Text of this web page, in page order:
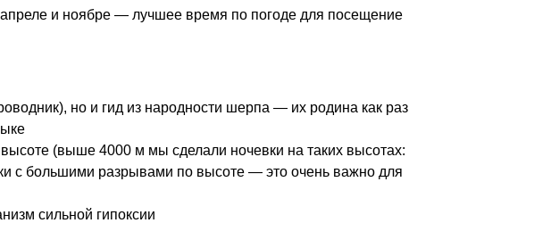
и ноябре — лучшее время по погоде для посещение
но и гид из народности шерпа — их родина как раз
(выше 4000 м мы сделали ночевки на таких высотах:
с большими разрывами по высоте — это очень важно для
сильной гипоксии